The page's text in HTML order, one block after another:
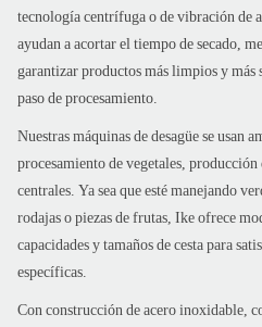
tecnología centrífuga o de vibración de
ayudan a acortar el tiempo de secado,
garantizar productos más limpios y más
paso de procesamiento.
Nuestras máquinas de desagüe se usan
procesamiento de vegetales,
centrales. Ya sea que esté manejando
rodajas o piezas de frutas, Ike ofrece
capacidades y tamaños de cesta para
específicas.
Con construcción de acero inoxidable,